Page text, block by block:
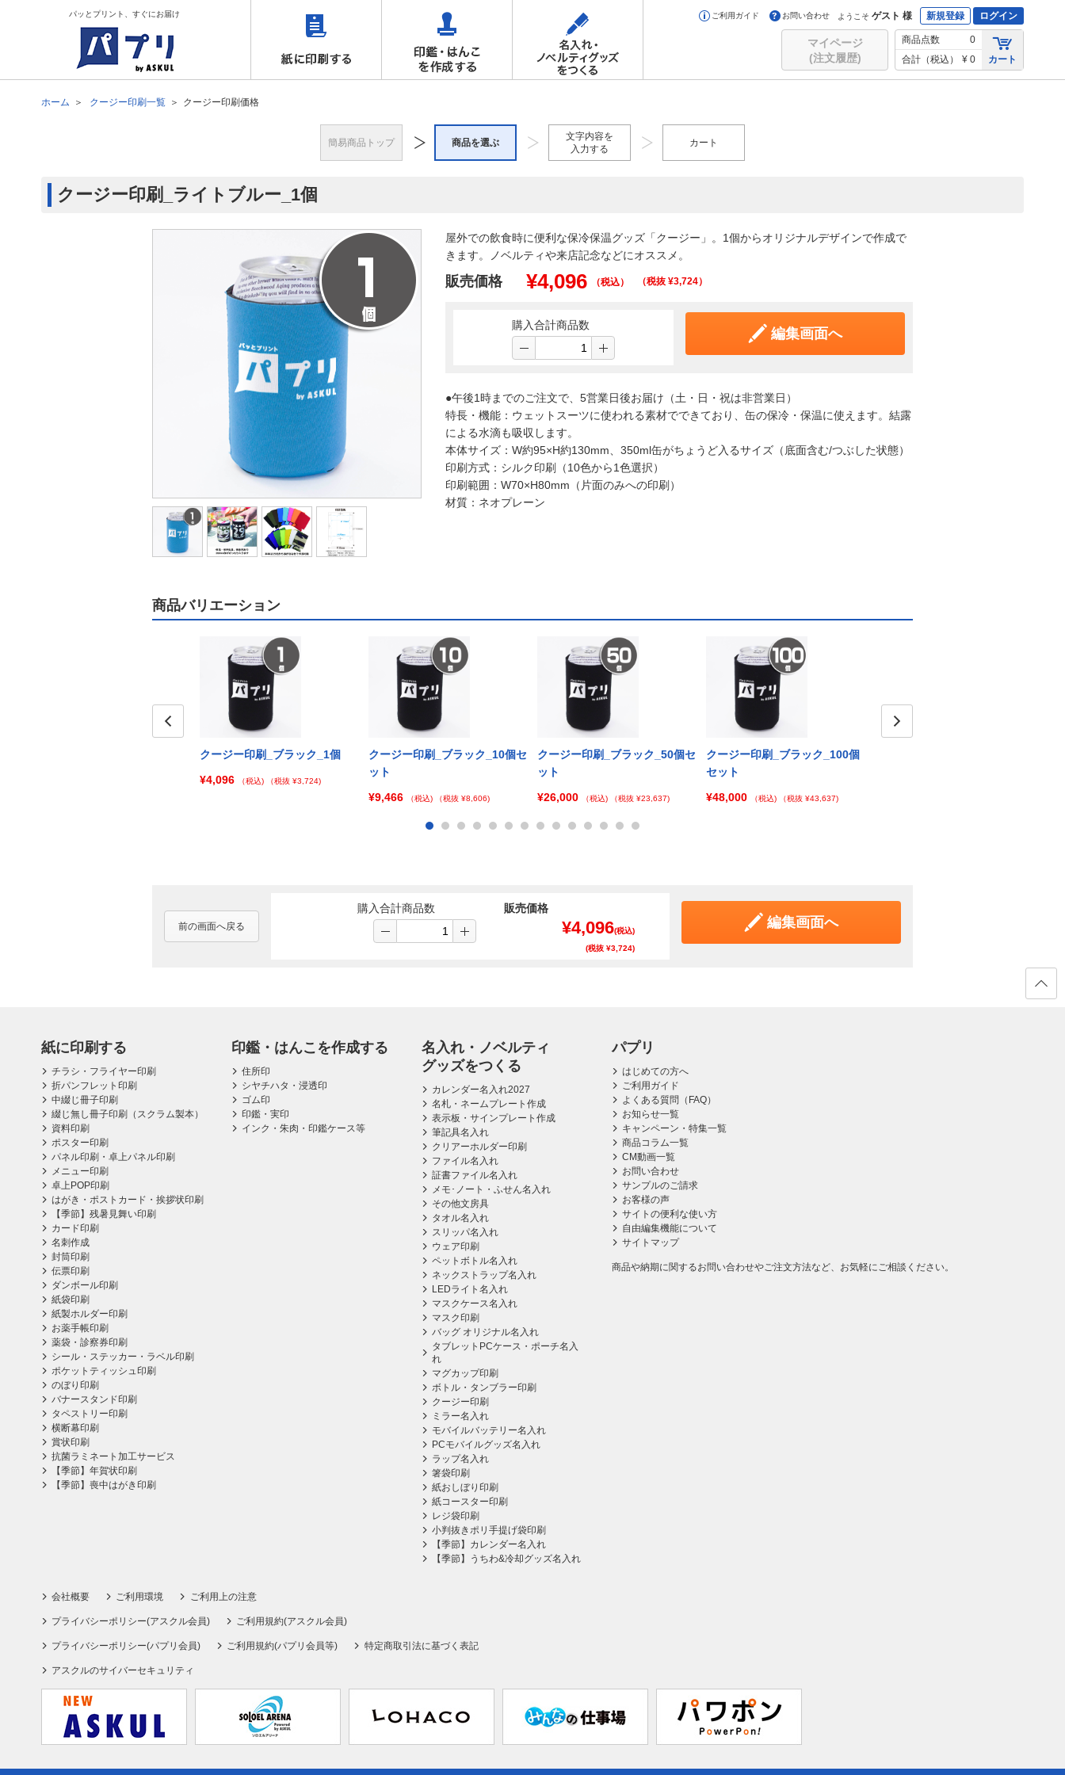
パッとプリント、すぐにお届け ご利用ガイド お問い合わせ ようこそ ゲスト 様 新規登録 ログイン
マイページ
(注文履歴)
商品点数
0
合計（税込）
¥ 0 カート
ホーム クージー印刷一覧 クージー印刷価格
簡易商品トップ 商品を選ぶ
文字内容を
入力する
カート
クージー印刷_ライトブルー_1個
屋外での飲食時に便利な保冷保温グッズ「クージー」。1個からオリジナルデザインで作成で
きます。ノベルティや来店記念などにオススメ。
販売価格 ¥4,096 （税込） （税抜 ¥3,724）
購入合計商品数
編集画面へ
●午後1時までのご注文で、5営業日後お届け（土・日・祝は非営業日）
特長・機能：ウェットスーツに使われる素材でできており、缶の保冷・保温に使えます。結露
による水滴も吸収します。
本体サイズ：W約95×H約130mm、350ml缶がちょうど入るサイズ（底面含む/つぶした状態）
印刷方式：シルク印刷（10色から1色選択）
印刷範囲：W70×H80mm（片面のみへの印刷）
材質：ネオプレーン
商品バリエーション
クージー印刷_ブラック_1個
¥4,096
（税込) （税抜 ¥3,724)
クージー印刷_ブラック_10個セ
ット
¥9,466
（税込) （税抜 ¥8,606)
クージー印刷_ブラック_50個セ
ット
¥26,000
（税込) （税抜 ¥23,637)
クージー印刷_ブラック_100個
セット
¥48,000
（税込) （税抜 ¥43,637)
前の画面へ戻る
購入合計商品数 販売価格
¥4,096(税込)
(税抜 ¥3,724)
編集画面へ
紙に印刷する
チラシ・フライヤー印刷
折パンフレット印刷
中綴じ冊子印刷
綴じ無し冊子印刷（スクラム製本）
資料印刷
ポスター印刷
パネル印刷・卓上パネル印刷
メニュー印刷
卓上POP印刷
はがき・ポストカード・挨拶状印刷
【季節】残暑見舞い印刷
カード印刷
名刺作成
封筒印刷
伝票印刷
ダンボール印刷
紙袋印刷
紙製ホルダー印刷
お薬手帳印刷
薬袋・診察券印刷
シール・ステッカー・ラベル印刷
ポケットティッシュ印刷
のぼり印刷
バナースタンド印刷
タペストリー印刷
横断幕印刷
賞状印刷
抗菌ラミネート加工サービス
【季節】年賀状印刷
【季節】喪中はがき印刷
印鑑・はんこを作成する
住所印
シヤチハタ・浸透印
ゴム印
印鑑・実印
インク・朱肉・印鑑ケース等
名入れ・ノベルティ
グッズをつくる
カレンダー名入れ2027
名札・ネームプレート作成
表示板・サインプレート作成
筆記具名入れ
クリアーホルダー印刷
ファイル名入れ
証書ファイル名入れ
メモ･ノート・ふせん名入れ
その他文房具
タオル名入れ
スリッパ名入れ
ウェア印刷
ペットボトル名入れ
ネックストラップ名入れ
LEDライト名入れ
マスクケース名入れ
マスク印刷
バッグ オリジナル名入れ
タブレットPCケース・ポーチ名入
れ
マグカップ印刷
ボトル・タンブラー印刷
クージー印刷
ミラー名入れ
モバイルバッテリー名入れ
PCモバイルグッズ名入れ
ラップ名入れ
箸袋印刷
紙おしぼり印刷
紙コースター印刷
レジ袋印刷
小判抜きポリ手提げ袋印刷
【季節】カレンダー名入れ
【季節】うちわ&冷却グッズ名入れ
パプリ
はじめての方へ
ご利用ガイド
よくある質問（FAQ）
お知らせ一覧
キャンペーン・特集一覧
商品コラム一覧
CM動画一覧
お問い合わせ
サンプルのご請求
お客様の声
サイトの便利な使い方
自由編集機能について
サイトマップ
商品や納期に関するお問い合わせやご注文方法など、お気軽にご相談ください。
会社概要 ご利用環境 ご利用上の注意
プライバシーポリシー(アスクル会員) ご利用規約(アスクル会員)
プライバシーポリシー(パプリ会員) ご利用規約(パプリ会員等) 特定商取引法に基づく表記
アスクルのサイバーセキュリティ